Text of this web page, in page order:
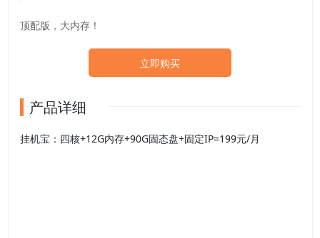
顶配版，大内存！
立即购买
产品详细
挂机宝：四核+12G内存+90G固态盘+固定IP=199元/月